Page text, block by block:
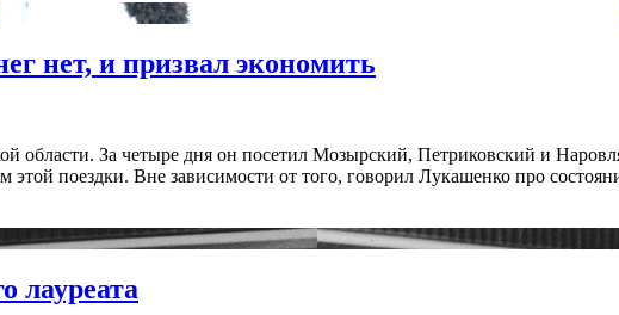
нет, и призвал экономить
области. За четыре дня он посетил Мозырский, Петриковский и
поездки. Вне зависимости от того, говорил Лукашенко про
лауреата